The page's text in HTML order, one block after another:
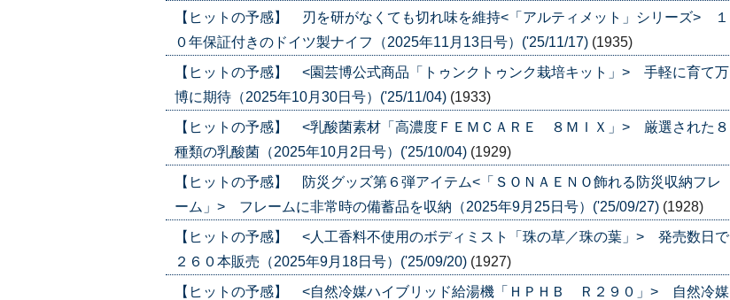
【ヒットの予感】 刃を研がなくても切れ味を維持<「アルティメット」シリーズ> １
０年保証付きのドイツ製ナイフ（2025年11月13日号）('25/11/17) (1935)
【ヒットの予感】 <園芸博公式商品「トゥンクトゥンク栽培キット」> 手軽に育て万
博に期待（2025年10月30日号）('25/11/04) (1933)
【ヒットの予感】 <乳酸菌素材「高濃度ＦＥＭＣＡＲＥ ８ＭＩＸ」> 厳選された８
種類の乳酸菌（2025年10月2日号）('25/10/04) (1929)
【ヒットの予感】 防災グッズ第６弾アイテム<「ＳＯＮＡＥＮＯ飾れる防災収納フレ
ーム」> フレームに非常時の備蓄品を収納（2025年9月25日号）('25/09/27) (1928)
【ヒットの予感】 <人工香料不使用のボディミスト「珠の草／珠の葉」> 発売数日で
２６０本販売（2025年9月18日号）('25/09/20) (1927)
【ヒットの予感】 <自然冷媒ハイブリッド給湯機「ＨＰＨＢ Ｒ２９０」> 自然冷媒